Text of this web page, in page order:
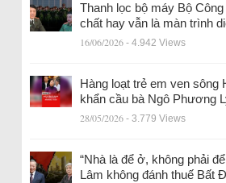
Thanh lọc bộ máy Bộ
chất hay vẫn là màn trình
16/06/2026 - 4.942 Views
Hàng loạt trẻ em ven sông
khẩn cầu bà Ngô Phương
28/05/2026 - 3.779 Views
“Nhà là để ở, không phải
Lâm không đánh thuế Bất